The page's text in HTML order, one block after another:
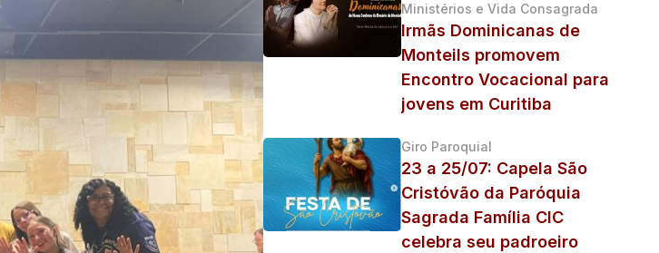
Ministérios e Vida Consagrada
Irmãs Dominicanas de
Monteils promovem
Encontro Vocacional para
jovens em Curitiba
Giro Paroquial
23 a 25/07: Capela São
Cristóvão da Paróquia
Sagrada Família CIC
celebra seu padroeiro